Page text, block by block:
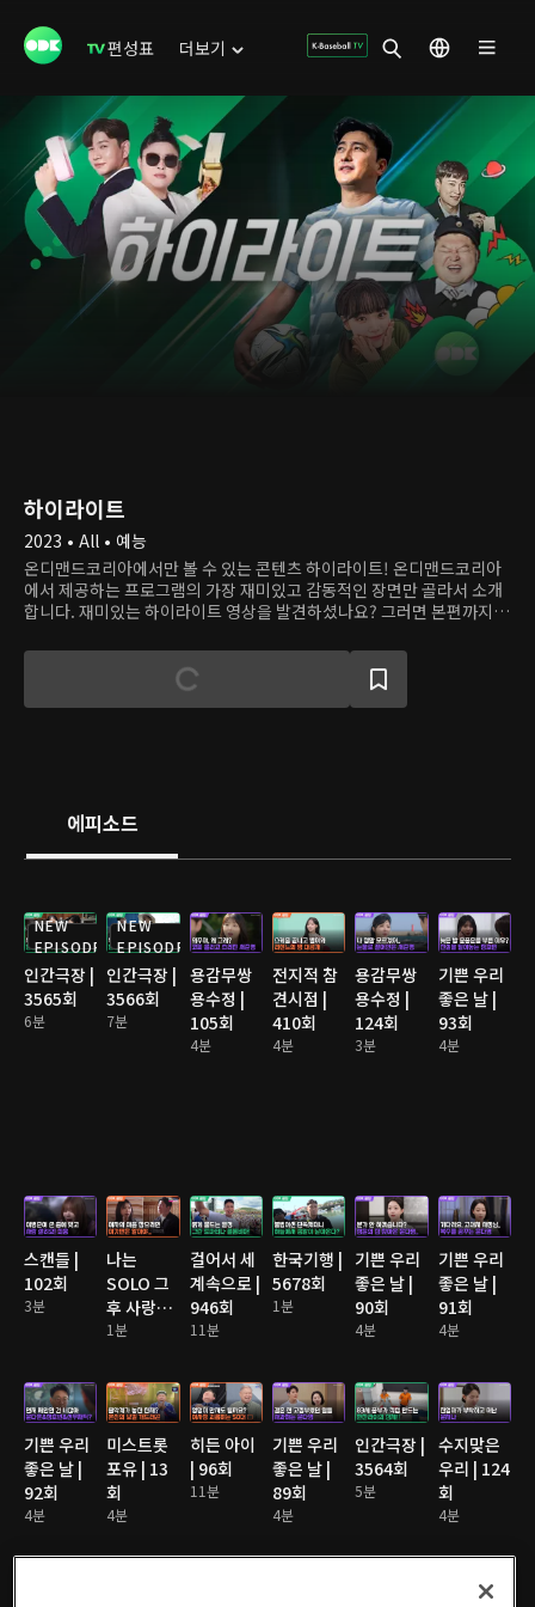
편성표 더보기
하이라이트
2023 • All • 예능
온디맨드코리아에서만 볼 수 있는 콘텐츠 하이라이트! 온디맨드코리아
에서 제공하는 프로그램의 가장 재미있고 감동적인 장면만 골라서 소개
합니다. 재미있는 하이라이트 영상을 발견하셨나요? 그러면 본편까지
에피소드
NEW
EPISODE
인간극장 |
3565회
6분
NEW
EPISODE
인간극장 |
3566회
7분
용감무쌍
용수정 |
105회
4분
전지적 참
견시점 |
410회
4분
용감무쌍
용수정 |
124회
3분
기쁜 우리
좋은 날 |
93회
4분
스캔들 |
102회
3분
나는
SOLO 그
후 사랑은
계속된다
1분
걸어서 세
계속으로 |
946회
11분
한국기행 |
5678회
1분
기쁜 우리
좋은 날 |
90회
4분
기쁜 우리
좋은 날 |
91회
4분
기쁜 우리
좋은 날 |
92회
4분
미스트롯
포유 | 13
회
4분
히든 아이
| 96회
11분
기쁜 우리
좋은 날 |
89회
4분
인간극장 |
3564회
5분
수지맞은
우리 | 124
회
4분